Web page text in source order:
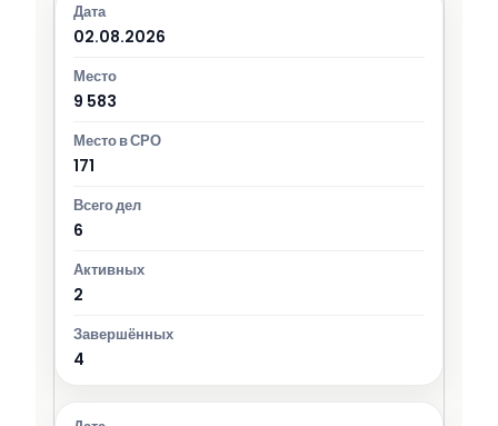
02.08.2026
9 583
171
6
2
4